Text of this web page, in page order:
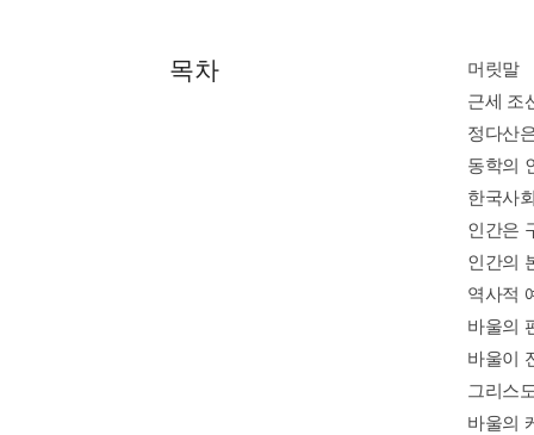
목차
머릿말
근세 조
정다산
동학의
한국사
인간은
인간의
역사적
바울의
바울이
그리스
바울의